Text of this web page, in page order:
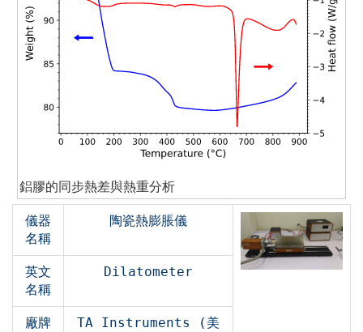
鋁膠的同步熱差與熱重分析
儀器
名稱
陶瓷熱膨脹儀
英文
名稱
Dilatometer
廠牌
TA Instruments (美